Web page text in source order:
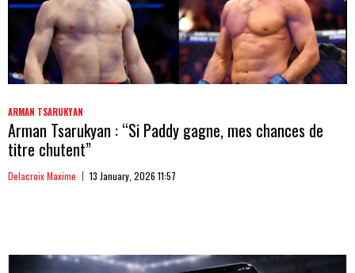
ARMAN TSARUKYAN
Arman Tsarukyan : “Si Paddy gagne, mes chances de
titre chutent”
Delacroix Maxime 13 January, 2026 11:57